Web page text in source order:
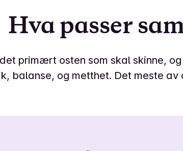
Hva passer
primært osten som skal skinne,
balanse, og metthet. Det meste